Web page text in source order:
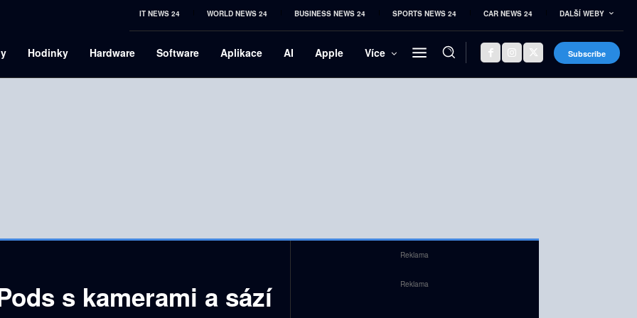
IT NEWS 24 WORLD NEWS 24 BUSINESS NEWS 24 SPORTS NEWS 24 CAR NEWS 24 DALŠÍ WEBY
Hodinky Hardware Software Aplikace AI Apple Více Subscribe
s kamerami a sází
Reklama
Reklama